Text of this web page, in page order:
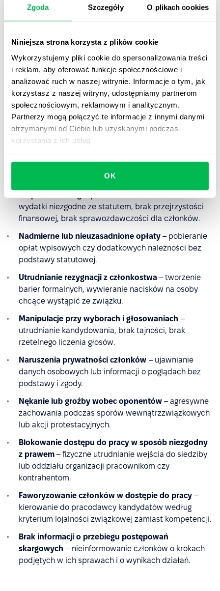
Zgoda Szczegóły O plikach cookies
Niniejsza strona korzysta z plików cookie
Wykorzystujemy pliki cookie do spersonalizowania treści
i reklam, aby oferować funkcje społecznościowe i
analizować ruch w naszej witrynie. Informacje o tym, jak
korzystasz z naszej witryny, udostępniamy partnerom
społecznościowym, reklamowym i analitycznym.
Partnerzy mogą połączyć te informacje z innymi danymi
otrzymanymi od Ciebie lub uzyskanymi podczas
korzystania z ich usług.
OK
uczestnictwo w strajkach, pikietach lub zbiórkach
zgłoszenia nadużyć– „karanie” osób, które zgłaszają
nieprawidłowości w związku albo mają odmienne
zdanie.
Odmowa reprezentacji motywowana sympatiami lub
antypatiami
– arbitralne odrzucanie uzasadnionych
skarg, przewlekanie spraw, nierówne traktowanie
Dezinformacja o treści układów i negocjacjach
wydatki niezgodne ze statutem, brak przejrzystości
finansowej, brak sprawozdawczości dla członków.
Nadmierne lub nieuzasadnione opłaty – pobieranie
opłat wpisowych czy dodatkowych należności bez
podstawy statutowej.
Utrudnianie rezygnacji z członkostwa – tworzenie
barier formalnych, wywieranie nacisków na osoby
chcące wystąpić ze związku.
Manipulacje przy wyborach i głosowaniach –
utrudnianie kandydowania, brak tajności, brak
rzetelnego liczenia głosów.
Naruszenia prywatności członków – ujawnianie
danych osobowych lub informacji o poglądach bez
podstawy i zgody.
Nękanie lub groźby wobec oponentów – agresywne
zachowania podczas sporów wewnątrzzwiązkowych
lub akcji protestacyjnych.
Blokowanie dostępu do pracy w sposób niezgodny
z prawem – fizyczne utrudnianie wejścia do siedziby
lub oddziału organizacji pracownikom czy
kontrahentom.
Faworyzowanie członków w dostępie do pracy –
kierowanie do pracodawcy kandydatów według
kryterium lojalności związkowej zamiast kompetencji.
Brak informacji o przebiegu postępowań
skargowych – nieinformowanie członków o krokach
podjętych w ich sprawach i o wynikach działań.